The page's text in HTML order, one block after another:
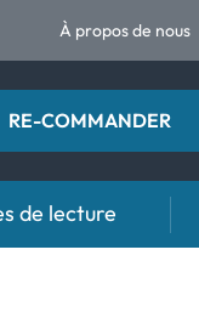
À propos de nous
RE-COMMANDER
de lecture